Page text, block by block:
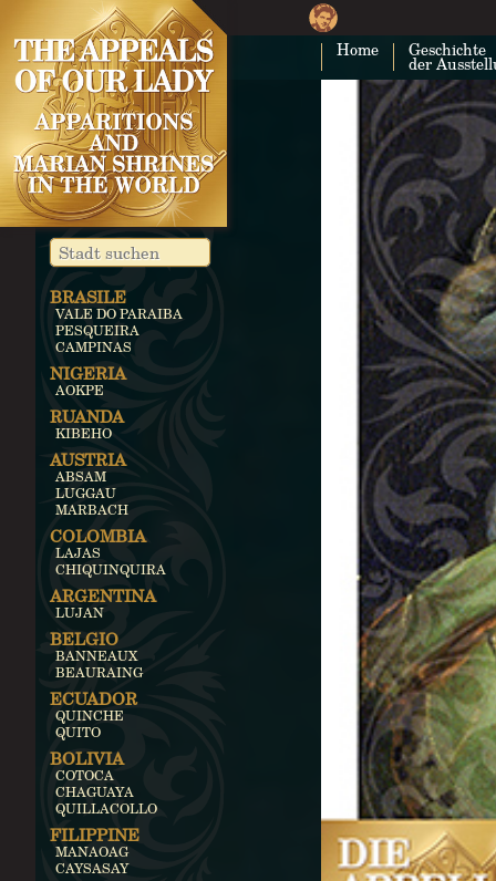
Home Geschichte
der
BRASILE
VALE DO PARAIBA
PESQUEIRA
CAMPINAS
NIGERIA
AOKPE
RUANDA
KIBEHO
AUSTRIA
ABSAM
LUGGAU
MARBACH
COLOMBIA
LAJAS
CHIQUINQUIRA
ARGENTINA
LUJAN
BELGIO
BANNEAUX
BEAURAING
ECUADOR
QUINCHE
QUITO
BOLIVIA
COTOCA
CHAGUAYA
QUILLACOLLO
FILIPPINE
MANAOAG
CAYSASAY